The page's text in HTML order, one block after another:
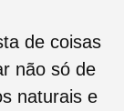
de coisas
não só de
naturais e